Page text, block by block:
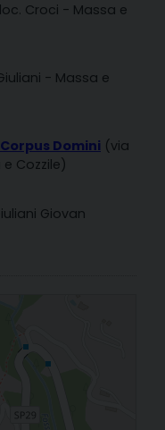
Croci - Massa e
- Massa e
Domini (via
Cozzile)
Giovan